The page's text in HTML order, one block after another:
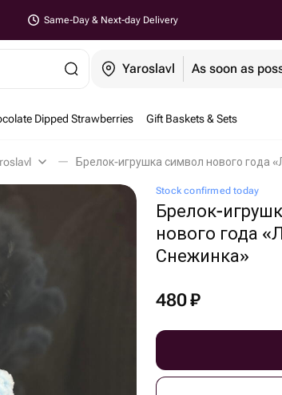
Same-Day & Next-day Delivery
Yaroslavl As soon as
Dipped Strawberries Gift Baskets & Sets
Брелок-игрушка символ нового года
Stock confirmed today
Брелок-
нового года
Снежинка»
480₽